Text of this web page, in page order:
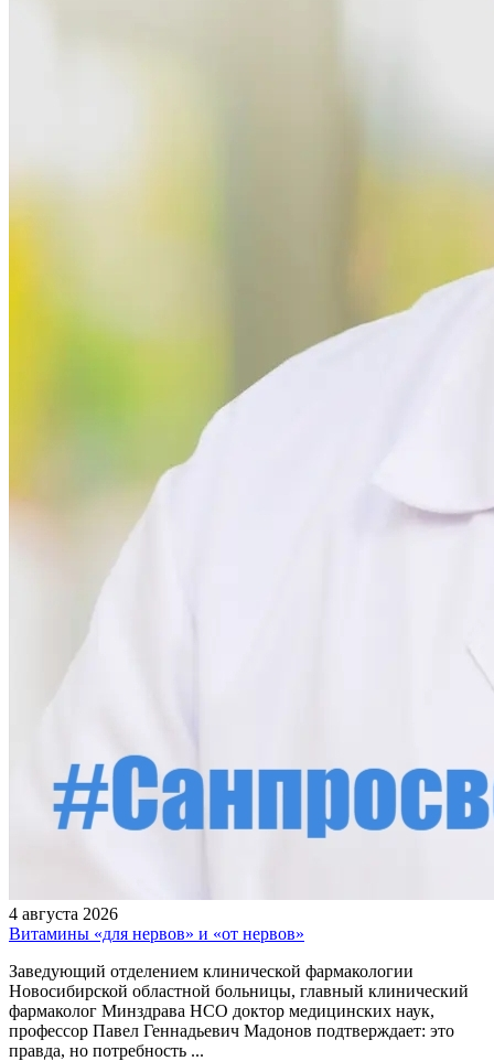
4 августа 2026
Витамины «для нервов» и «от нервов»
Заведующий отделением клинической фармакологии
Новосибирской областной больницы, главный клинический
фармаколог Минздрава НСО доктор медицинских наук,
профессор Павел Геннадьевич Мадонов подтверждает: это
правда, но потребность ...